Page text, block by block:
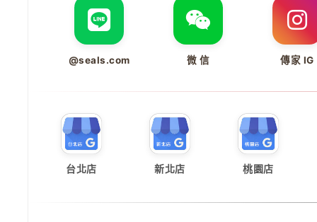
@seals.com 微 信 傳家 IG
台北店 新北店 桃園店